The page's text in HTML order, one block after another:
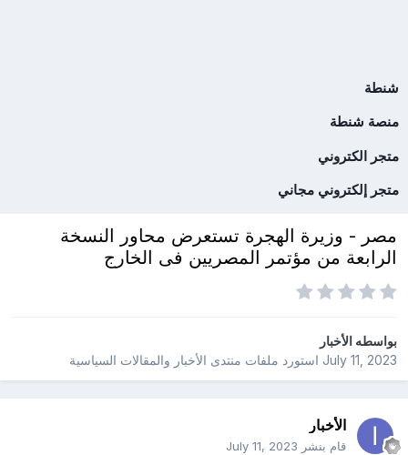
شنطة
منصة شنطة
متجر الكتروني
متجر إلكتروني مجاني
مصر - وزيرة الهجرة تستعرض محاور النسخة
الرابعة من مؤتمر المصريين فى الخارج
بواسطهالأخبار
July 11, 2023استورد ملفات منتدى الأخبار والمقالات السياسية
الأخبار
قام بنشر July 11, 2023